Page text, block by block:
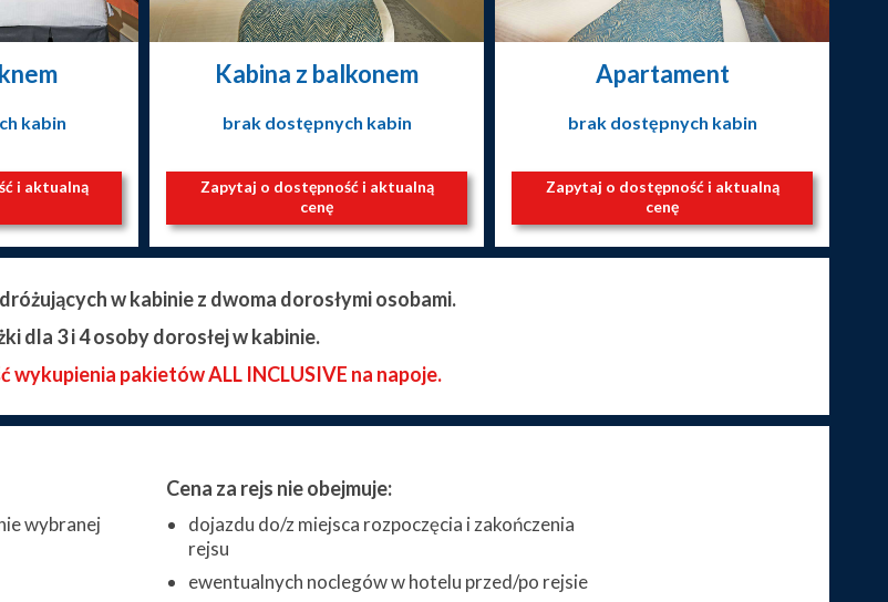
kabin
i aktualną
Kabina z balkonem
brak dostępnych kabin
Zapytaj o dostępność i aktualną
cenę
Apartament
brak dostępnych kabin
Zapytaj o dostępność i aktualną
cenę
w kabinie z dwoma dorosłymi osobami.
dla 3 i 4 osoby dorosłej w kabinie.
wykupienia pakietów ALL INCLUSIVE na napoje.
wybranej
Cena za rejs nie obejmuje:
dojazdu do/z miejsca rozpoczęcia i zakończenia
rejsu
ewentualnych noclegów w hotelu przed/po rejsie